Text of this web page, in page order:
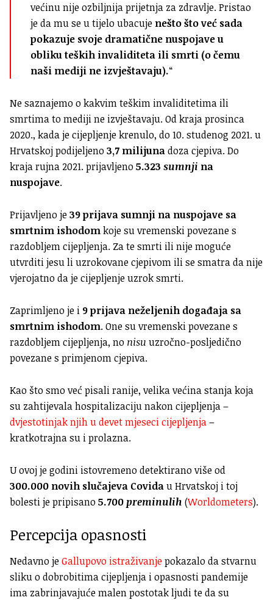
većinu nije ozbiljnija prijetnja za zdravlje. Pristao
je da mu se u tijelo ubacuje nešto što već sada
pokazuje svoje dramatične nuspojave u
obliku teških invaliditeta ili smrti (o čemu
naši mediji ne izvještavaju).“
Ne saznajemo o kakvim teškim invaliditetima ili
smrtima to mediji ne izvještavaju. Od kraja prosinca
2020., kada je cijepljenje krenulo, do 10. studenog 2021. u
Hrvatskoj podijeljeno3,7 milijunadoza cjepiva. Do
kraja rujna 2021. prijavljeno5.323 sumnji na
nuspojave.
Prijavljeno je39 prijava sumnji na nuspojave sa
smrtnim ishodomkoje su vremenski povezane s
razdobljem cijepljenja. Za te smrti ili nije moguće
utvrditi jesu li uzrokovane cjepivom ili se smatra da nije
vjerojatno da je cijepljenje uzrok smrti.
Zaprimljeno je i 9 prijava neželjenih događaja sa
smrtnim ishodom. One su vremenski povezane s
razdobljem cijepljenja, no nisu uzročno-posljedično
povezane s primjenom cjepiva.
Kao što smo već pisali ranije, velika većina stanja koja
su zahtijevala hospitalizaciju nakon cijepljenja –
dvjestotinjak njih u devet mjeseci cijepljenja–
kratkotrajna su i prolazna.
U ovoj je godini istovremeno detektirano više od
300.000 novih slučajeva Covidau Hrvatskoj i toj
bolesti je pripisano5.700 preminulih (Worldometers).
Percepcija opasnosti
Nedavno jeGallupovo istraživanjepokazalo da stvarnu
sliku o dobrobitima cijepljenja i opasnosti pandemije
ima zabrinjavajuće malen postotak ljudi te da su